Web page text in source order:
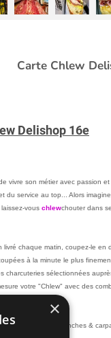
Carte Chlew
Delishop 16e
vivre son métier avec passion
du service au top... Alors
vous chlewchouter dans
livré chaque matin, coupez-le
à la minute le plus
charcuteries sélectionnées
votre "Chlew" avec des
mini banatage, planches &
×